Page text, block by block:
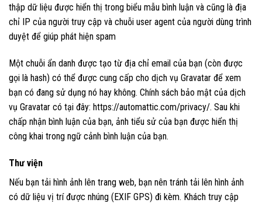
thập dữ liệu được hiển thị trong biểu mẫu bình luận và cũng là địa
chỉ IP của người truy cập và chuỗi user agent của người dùng trình
duyệt để giúp phát hiện spam
Một chuỗi ẩn danh được tạo từ địa chỉ email của bạn (còn được
gọi là hash) có thể được cung cấp cho dịch vụ Gravatar để xem
bạn có đang sử dụng nó hay không. Chính sách bảo mật của dịch
vụ Gravatar có tại đây: https://automattic.com/privacy/. Sau khi
chấp nhận bình luận của bạn, ảnh tiểu sử của bạn được hiển thị
công khai trong ngữ cảnh bình luận của bạn.
Thư viện
Nếu bạn tải hình ảnh lên trang web, bạn nên tránh tải lên hình ảnh
có dữ liệu vị trí được nhúng (EXIF GPS) đi kèm. Khách truy cập